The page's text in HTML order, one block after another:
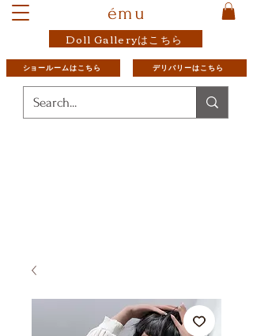
ému
Doll Galleryはこちら
ショールームはこちら デリバリーはこちら